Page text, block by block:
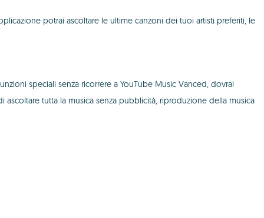
potrai ascoltare le ultime canzoni dei tuoi artisti preferiti, le
speciali senza ricorrere a YouTube Music Vanced, dovrai
tutta la musica senza pubblicità, riproduzione della musica